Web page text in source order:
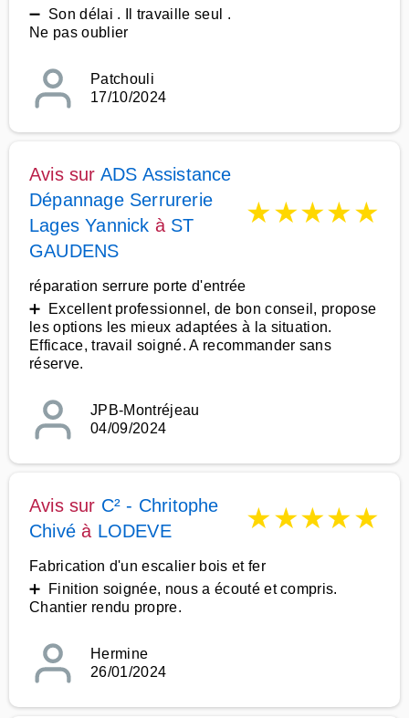
➖ Son délai . Il travaille seul .
Ne pas oublier
Patchouli
17/10/2024
Avis sur ADS Assistance
Dépannage Serrurerie
Lages Yannick à ST
GAUDENS
★★★★★
réparation serrure porte d'entrée
➕ Excellent professionnel, de bon conseil, propose
les options les mieux adaptées à la situation.
Efficace, travail soigné. A recommander sans
réserve.
JPB-Montréjeau
04/09/2024
Avis sur C² - Chritophe
Chivé à LODEVE ★★★★★
Fabrication d'un escalier bois et fer
➕ Finition soignée, nous a écouté et compris.
Chantier rendu propre.
Hermine
26/01/2024